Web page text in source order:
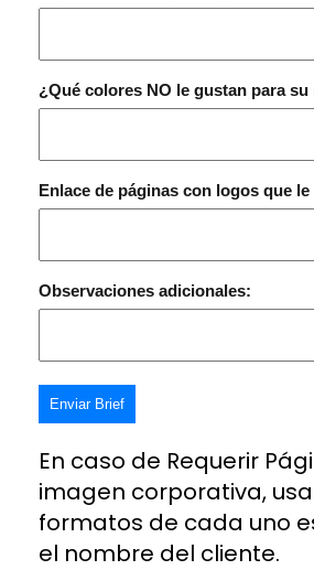
¿Qué colores NO le gustan para su
Enlace de páginas con logos que
Observaciones adicionales:
Enviar Brief
En caso de Requerir
imagen corporativa,
formatos de cada uno
el nombre del cliente.